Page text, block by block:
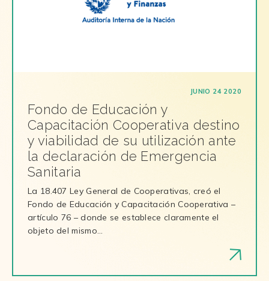
JUNIO 24 2020
Fondo de Educación y
Capacitación Cooperativa destino
y viabilidad de su utilización ante
la declaración de Emergencia
Sanitaria
La 18.407 Ley General de Cooperativas, creó el
Fondo de Educación y Capacitación Cooperativa –
artículo 76 – donde se establece claramente el
objeto del mismo…